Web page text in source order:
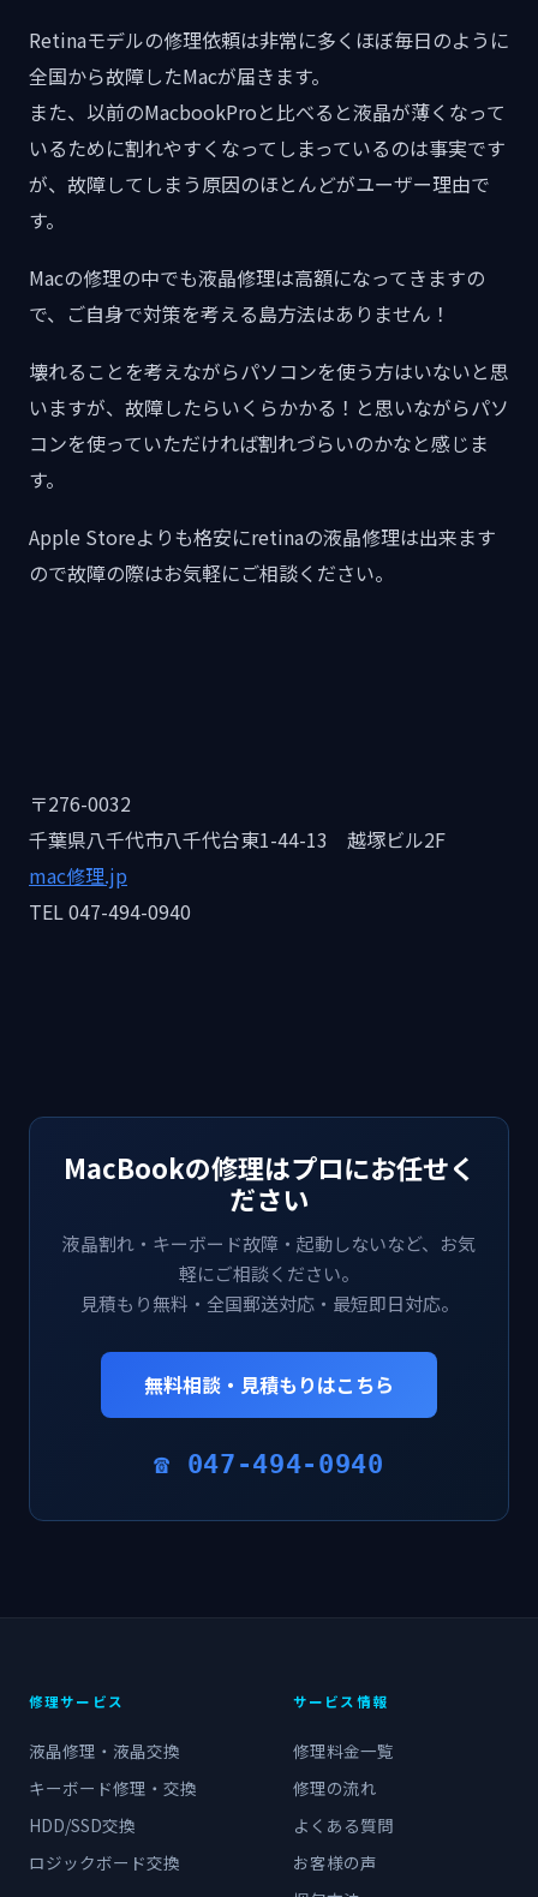
Retinaモデルの修理依頼は非常に多くほぼ毎日のように
全国から故障したMacが届きます。
また、以前のMacbookProと比べると液晶が薄くなって
いるために割れやすくなってしまっているのは事実です
が、故障してしまう原因のほとんどがユーザー理由で
す。
Macの修理の中でも液晶修理は高額になってきますの
で、ご自身で対策を考える島方法はありません！
壊れることを考えながらパソコンを使う方はいないと思
いますが、故障したらいくらかかる！と思いながらパソ
コンを使っていただければ割れづらいのかなと感じま
す。
Apple Storeよりも格安にretinaの液晶修理は出来ます
ので故障の際はお気軽にご相談ください。
〒276-0032
千葉県八千代市八千代台東1-44-13 越塚ビル2F
mac修理.jp
TEL 047-494-0940
MacBookの修理はプロにお任せく
ださい
液晶割れ・キーボード故障・起動しないなど、お気
軽にご相談ください。
見積もり無料・全国郵送対応・最短即日対応。
無料相談・見積もりはこちら
☎ 047-494-0940
修理サービス
液晶修理・液晶交換
キーボード修理・交換
HDD/SSD交換
ロジックボード交換
サービス情報
修理料金一覧
修理の流れ
よくある質問
お客様の声